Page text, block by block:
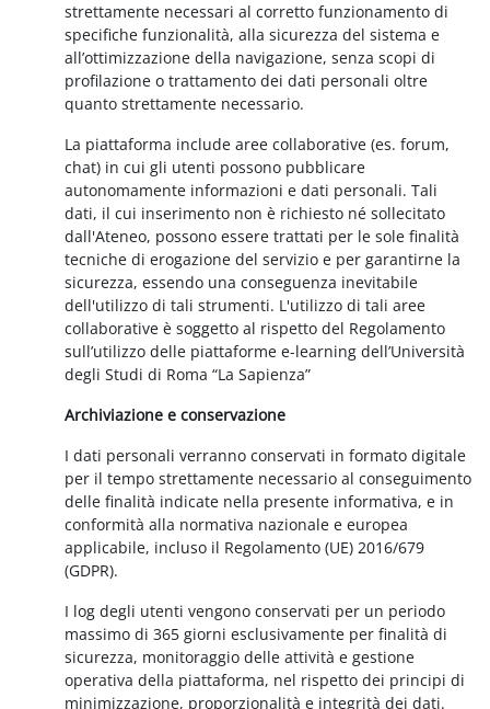
strettamente necessari al corretto funzionamento di
specifiche funzionalità, alla sicurezza del sistema e
all’ottimizzazione della navigazione, senza scopi di
profilazione o trattamento dei dati personali oltre
quanto strettamente necessario.
La piattaforma include aree collaborative (es. forum,
chat) in cui gli utenti possono pubblicare
autonomamente informazioni e dati personali. Tali
dati, il cui inserimento non è richiesto né sollecitato
dall'Ateneo, possono essere trattati per le sole finalità
tecniche di erogazione del servizio e per garantirne la
sicurezza, essendo una conseguenza inevitabile
dell'utilizzo di tali strumenti. L'utilizzo di tali aree
collaborative è soggetto al rispetto del Regolamento
sull’utilizzo delle piattaforme e-learning dell’Università
degli Studi di Roma “La Sapienza”
Archiviazione e conservazione
I dati personali verranno conservati in formato digitale
per il tempo strettamente necessario al conseguimento
delle finalità indicate nella presente informativa, e in
conformità alla normativa nazionale e europea
applicabile, incluso il Regolamento (UE) 2016/679
(GDPR).
I log degli utenti vengono conservati per un periodo
massimo di 365 giorni esclusivamente per finalità di
sicurezza, monitoraggio delle attività e gestione
operativa della piattaforma, nel rispetto dei principi di
minimizzazione, proporzionalità e integrità dei dati.